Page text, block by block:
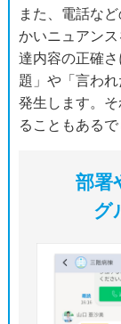
また、電話な
かいニュアン
達内容の正確
題」や「言わ
発生します。
ることもあるで
部署
グ